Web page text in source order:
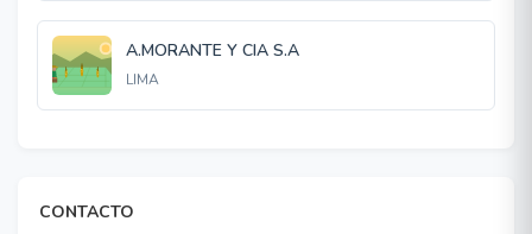
A.MORANTE Y CIA S.A
LIMA
CONTACTO